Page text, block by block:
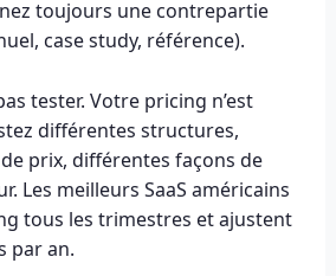
toujours une contrepartie
case study, référence).
tester. Votre pricing n’est
différentes structures,
prix, différentes façons de
Les meilleurs SaaS américains
tous les trimestres et ajustent
par an.